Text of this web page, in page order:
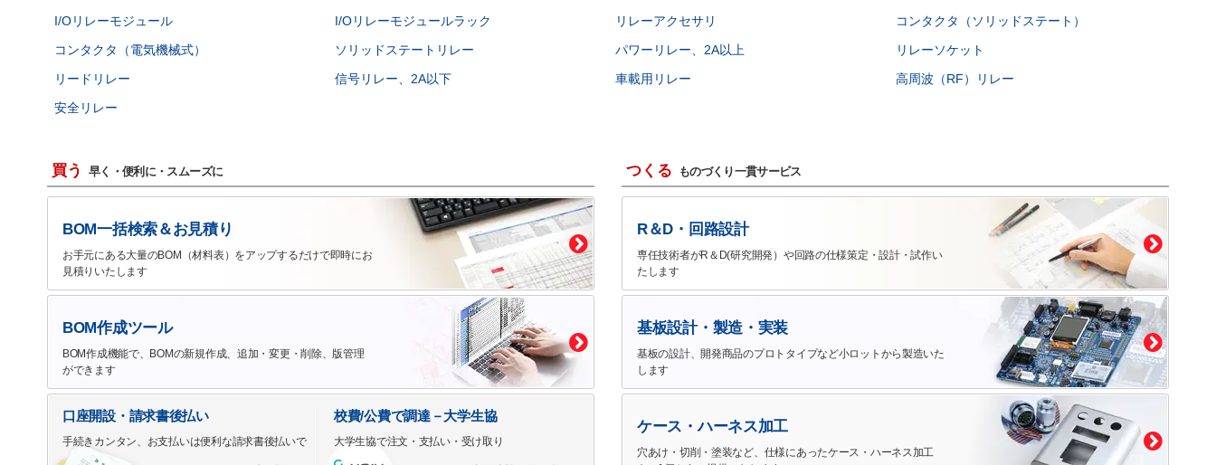
I/Oリレーモジュール I/Oリレーモジュールラック リレーアクセサリ
コンタクタ（ソリッドステート）
コンタクタ（電気機械式）
ソリッドステートリレー パワーリレー、2A以上
リレーソケット
リードリレー
信号リレー、2A以下 車載用リレー
高周波（RF）リレー
安全リレー
買う 早く・便利に・スムーズに
BOM一括検索＆お見積り
お手元にある大量のBOM（材料表）をアップするだけで即時にお
見積りいたします
BOM作成ツール
BOM作成機能で、BOMの新規作成、追加・変更・削除、版管理
ができます
口座開設・請求書後払い
手続きカンタン、お支払いは便利な請求書後払いで
校費/公費で調達－大学生協
大学生協で注文・支払い・受け取り
つくる ものづくり一貫サービス
R＆D・回路設計
専任技術者がR＆D(研究開発）や回路の仕様策定・設計・試作い
たします
基板設計・製造・実装
基板の設計、開発商品のプロトタイプなど小ロットから製造いた
します
ケース・ハーネス加工
穴あけ・切削・塗装など、仕様にあったケース・ハーネス加工